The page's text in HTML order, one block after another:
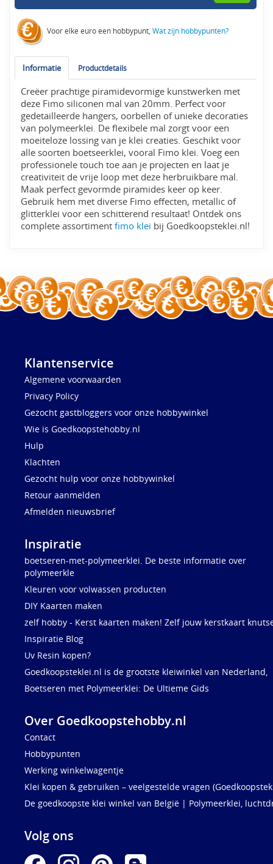
Voor elke euro een hobbypunt,Wat zijn hobbypunten?
Informatie Productdetails
Creëer prachtige piramidevormige kunstwerken met
deze Fimo siliconen mal van 20mm. Perfect voor
gedetailleerde hangers, oorbellen of unieke decoraties
van polymeerklei. De flexibele mal zorgt voor een
moeiteloze lossing van je klei creaties. Geschikt voor
alle soorten boetseerklei, vooral Fimo klei. Voeg een
professionele touch toe aan je projecten en laat je
creativiteit de vrije loop met deze herbruikbare mal.
Maak perfect gevormde piramides keer op keer.
Gebruik hem met diverse Fimo effecten, metallic of
glitterklei voor een schitterend resultaat! Ontdek ons
complete assortimentfimo klei bij Goedkoopsteklei.nl!
Klantenservice
Algemene voorwaarden
Privacy Policy
Gezocht gastbloggers voor onze hobbywinkel
Wie is Goedkoopstehobby.nl
Hulp
Klachten
Gezocht hulp voor onze hobbywinkel
Retour aanmelden
Afmelden nieuwsbrief
Inspiratie
boetseren-met-polymeerklei. De beste informatie over
polymeerkle
Kleuren voor volwassen producten
DIY Kaarten maken
zelf hobby - Kerst kaarten maken! Zelf jouw kerstkaart
Inspiratie Blog
Uv Resin kopen?
Goedkoopsteklei.nl is de grootste kleiwinkel van Nederland,
Boetseren met Polymeerklei: De Ultieme Gids
Over Goedkoopstehobby.nl
Contact
Hobbypunten
Werking winkelwagentje
Klei kopen & gebruiken – veelgestelde vragen
De goedkoopste klei winkel van België | Polymeerklei,
Volg ons